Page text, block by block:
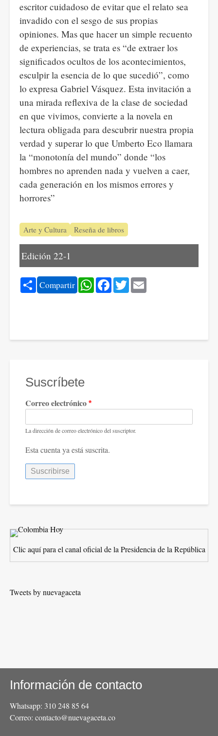
escritor cuidadoso de evitar que el relato sea
invadido con el sesgo de sus propias
opiniones. Mas que hacer un simple recuento
de experiencias, se trata es “de extraer los
significados ocultos de los acontecimientos,
esculpir la esencia de lo que sucedió”, como
lo expresa Gabriel Vásquez. Esta invitación a
una mirada reflexiva de la clase de sociedad
en que vivimos, convierte a la novela en
lectura obligada para descubrir nuestra propia
verdad y superar lo que Umberto Eco llamara
la “monotonía del mundo” donde “los
hombres no aprenden nada y vuelven a caer,
cada generación en los mismos errores y
horrores”
Arte y Cultura Reseña de libros
Edición 22-1
Share
Compartir WhatsApp
Facebook
Twitter
Suscríbete
Correo electrónico
La dirección de correo electrónico del suscriptor.
Esta cuenta ya está suscrita.
Clic aquí para el canal oficial de la Presidencia de la República
Tweets by nuevagaceta
Información de contacto
Whatsapp: 310 248 85 64
Correo: contacto@nuevagaceta.co